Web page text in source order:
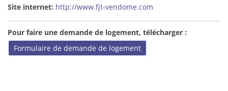
Site internet: http://www.fjt-vendome.com
Pour faire une demande de logement, télécharger :
Formulaire de demande de logement